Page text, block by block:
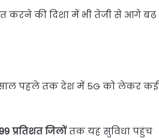
करने की दिशा में भी तेजी से आगे बढ़
साल पहले तक देश में 5G को लेकर कई
प्रतिशत जिलोंतक यह सुविधा पहुंच